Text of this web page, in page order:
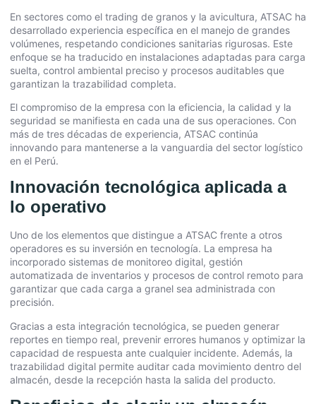
En sectores como el trading de granos y la avicultura, ATSAC ha
desarrollado experiencia específica en el manejo de grandes
volúmenes, respetando condiciones sanitarias rigurosas. Este
enfoque se ha traducido en instalaciones adaptadas para carga
suelta, control ambiental preciso y procesos auditables que
garantizan la trazabilidad completa.
El compromiso de la empresa con la eficiencia, la calidad y la
seguridad se manifiesta en cada una de sus operaciones. Con
más de tres décadas de experiencia, ATSAC continúa
innovando para mantenerse a la vanguardia del sector logístico
en el Perú.
Innovación tecnológica aplicada a
lo operativo
Uno de los elementos que distingue a ATSAC frente a otros
operadores es su inversión en tecnología. La empresa ha
incorporado sistemas de monitoreo digital, gestión
automatizada de inventarios y procesos de control remoto para
garantizar que cada carga a granel sea administrada con
precisión.
Gracias a esta integración tecnológica, se pueden generar
reportes en tiempo real, prevenir errores humanos y optimizar la
capacidad de respuesta ante cualquier incidente. Además, la
trazabilidad digital permite auditar cada movimiento dentro del
almacén, desde la recepción hasta la salida del producto.